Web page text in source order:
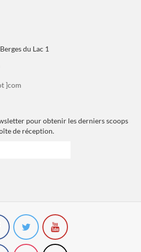
du Lac 1
]com
pour obtenir les derniers scoops
de réception.